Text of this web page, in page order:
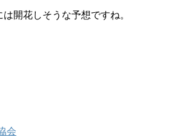
開花しそうな予想ですね。
会